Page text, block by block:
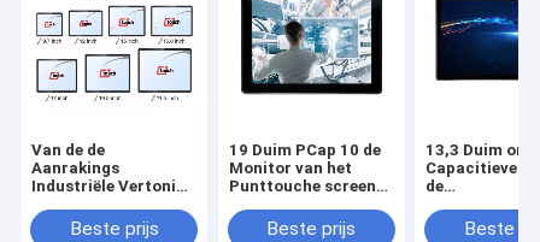
Van de de
Aanrakings
Industriële Vertoning
Open Kader PCAP
Beste prijs
19 Duim PCap 10 de
Monitor van het
Punttouche screen
Beste prijs
13,3 Duim
Capacitieve
de
Draagbare het
Beste